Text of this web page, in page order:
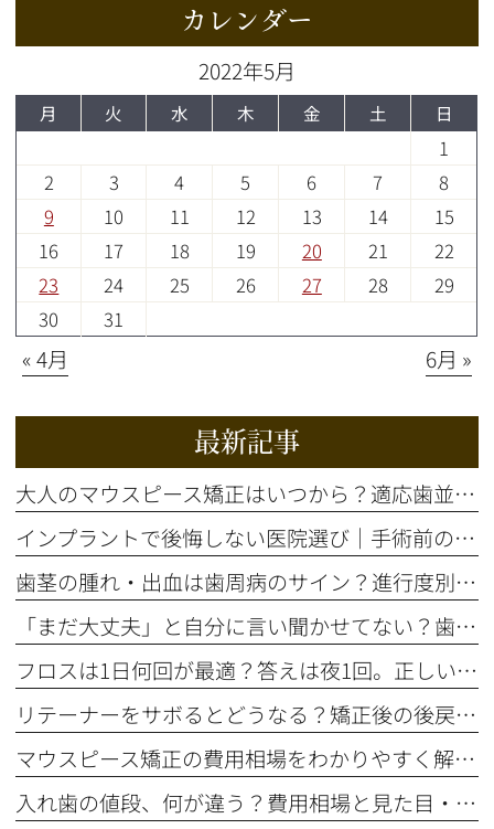
カレンダー
2022年5月
月 火 水 木 金 土 日
1
2
3 4 5 6 7
8
9
10 11 12 13 14
15
16
17 18 19 20 21
22
23
24 25 26 27 28
29
30
31
« 4月 6月 »
最新記事
大人のマウスピース矯正はいつから？適応歯並びと治療の流れを解説
インプラントで後悔しない医院選び｜手術前の精密検査が重要な理由
歯茎の腫れ・出血は歯周病のサイン？進行度別の症状と治療法を解説
「まだ大丈夫」と自分に言い聞かせてない？歯のSOSサイン5選
フロスは1日何回が最適？答えは夜1回。正しいやり方とタイミング
リテーナーをサボるとどうなる？矯正後の後戻りを防ぐ装着期間の話
マウスピース矯正の費用相場をわかりやすく解説！総額はいくら？
入れ歯の値段、何が違う？費用相場と見た目・噛み心地の比較ポイント